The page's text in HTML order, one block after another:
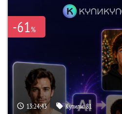
-61%
13:24:42 Купили:81